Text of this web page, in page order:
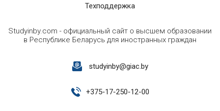
Техподдержка
Studyinby.com - официальный сайт о высшем образовании
в Республике Беларусь для иностранных граждан
studyinby@giac.by
+375-17-250-12-00